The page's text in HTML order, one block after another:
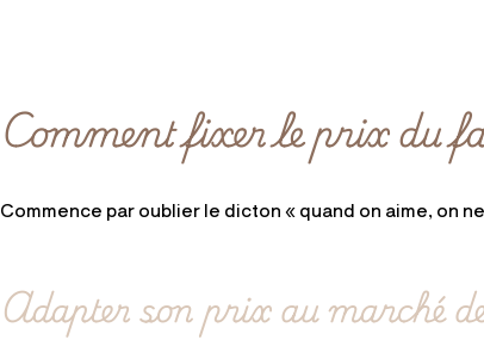
Comment fixer le prix du
Commence par oublier le dicton « quand on aime, on
Adapter son prix au marché